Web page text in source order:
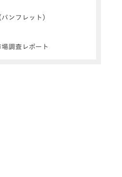
ンフレット）
場調査レポート